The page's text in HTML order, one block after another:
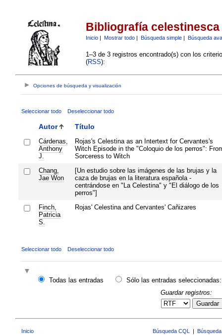
Bibliografía celestinesca
Inicio| Mostrar todo| Búsqueda simple| Búsqueda
1–3 de 3 registros encontrado(s) con los
(RSS):
Opciones de búsqueda y visualización
Seleccionar todo Deseleccionar todo
Autor Título
Cárdenas,
Anthony
J.
Rojas's Celestina as an Intertext for Cervantes's
Witch Episode in the "Coloquio de los perros":
Sorceress to Witch
Chang,
Jae Won
[Un estudio sobre las imágenes de las brujas y la
caza de brujas en la literatura española -
centrándose en "La Celestina" y "El diálogo de los
perros"]
Finch,
Patricia
S.
Rojas' Celestina and Cervantes' Cañizares
Seleccionar todo Deseleccionar todo
Todas las entradas
Sólo las entradas seleccionadas:
Guardar registros:
Guardar
Inicio Búsqueda CQL